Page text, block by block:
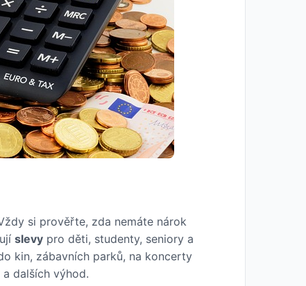
si prověřte, zda nemáte nárok
slevy pro děti, studenty, seniory a
kin, zábavních parků, na koncerty
dalších výhod.